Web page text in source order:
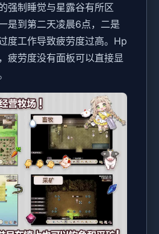
强制睡觉与星露谷有所区
是到第二天凌晨6点，二是
度工作导致疲劳度过高。Hp
疲劳度没有面板可以直接显